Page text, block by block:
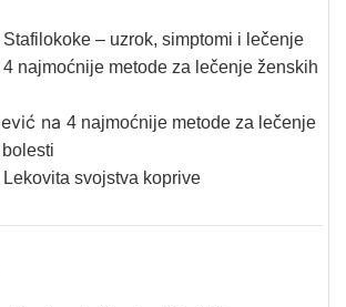
Stafilokoke – uzrok, simptomi i lečenje
4 najmoćnije metode za lečenje ženskih
na 4 najmoćnije metode za lečenje
Lekovita svojstva koprive